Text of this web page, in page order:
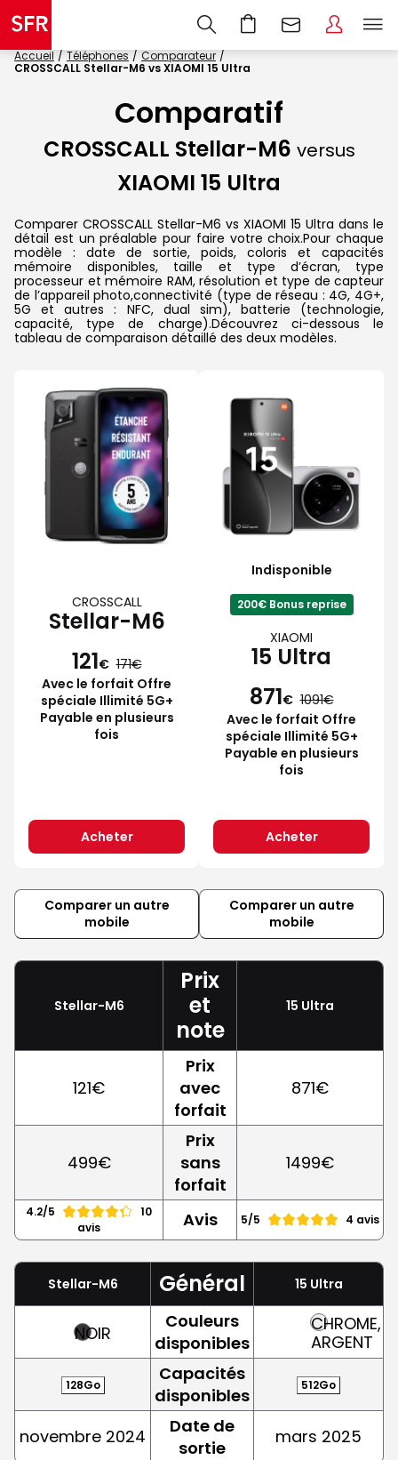
Accueil Téléphones
Comparateur
CROSSCALL Stellar-M6 vs XIAOMI 15 Ultra
Comparatif
CROSSCALL Stellar-M6 versus
XIAOMI 15 Ultra
Comparer CROSSCALL Stellar-M6 vs XIAOMI 15 Ultra dans le
détail est un préalable pour faire votre choix.Pour chaque
modèle : date de sortie, poids, coloris et capacités
mémoire disponibles, taille et type d’écran, type
processeur et mémoire RAM, résolution et type de capteur
de l’appareil photo,connectivité (type de réseau : 4G, 4G+,
5G et autres : NFC, dual sim), batterie (technologie,
capacité, type de charge).Découvrez ci-dessous le
tableau de comparaison détaillé des deux modèles.
CROSSCALL
Stellar-M6
121€ 171
Avec le forfait Offre
spéciale Illimité 5G+
Payable en plusieurs
fois
Acheter
Indisponible
200€ Bonus reprise
XIAOMI
15 Ultra
871€ 1091
Avec le forfait Offre
spéciale Illimité 5G+
Payable en plusieurs
fois
Acheter
Comparer un autre
mobile
Comparer un autre
mobile
Stellar-M6
Prix
et
note
15 Ultra
121€
Prix
avec
forfait
871€
499€
Prix
sans
forfait
1499€
4.2/5
10
avis
Avis 5/5 4 avis
Stellar-M6 Général 15 Ultra
NOIR
Couleurs
disponibles
CHROME,
ARGENT
128Go
Capacités
disponibles
512Go
novembre 2024
Date de
sortie
mars 2025